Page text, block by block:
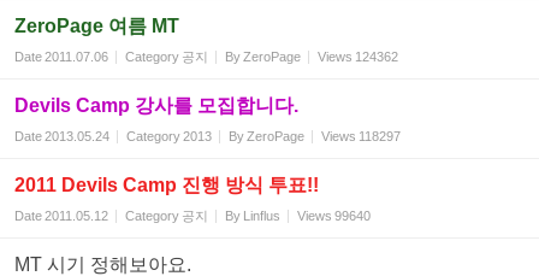
ZeroPage 여름 MT
Date2011.07.06 Category 공지 By ZeroPage Views 124362
Devils Camp 강사를 모집합니다.
Date2013.05.24 Category2013 By ZeroPage Views 118297
2011 Devils Camp 진행 방식 투표!!
Date2011.05.12 Category 공지 By Linflus Views 99640
MT 시기 정해보아요.